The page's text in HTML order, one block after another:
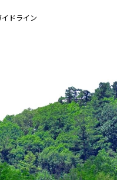
ドライン